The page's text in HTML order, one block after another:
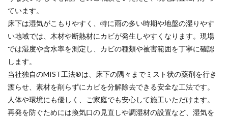
ています。
床下は湿気がこもりやすく、特に雨の多い時期や地盤の湿りやす
い地域では、木材や断熱材にカビが発生しやすくなります。現場
では湿度や含水率を測定し、カビの種類や被害範囲を丁寧に確認
します。
当社独自のMIST工法®は、床下の隅々までミスト状の薬剤を行き
渡らせ、素材を削らずにカビを分解除去できる安全な工法です。
人体や環境にも優しく、ご家庭でも安心して施工いただけます。
再発を防ぐためには換気口の見直しや調湿材の設置など、湿気を